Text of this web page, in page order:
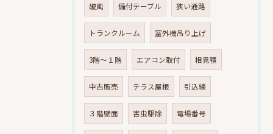
破風 備付テーブル 狭い通路
トランクルーム 室外機吊り上げ
3階～１階 エアコン取付 相見積
中古販売 テラス屋根 引込線
３階壁面 害虫駆除 電場番号